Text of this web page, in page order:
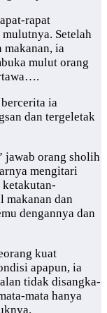
rapat
Setelah
makanan, ia
mulut orang
ia
dan tergeletak
orang sholih
mengitari
ketakutan-
makanan dan
dengannya dan
kuat
apapun, ia
tidak disangka-
mata hanya